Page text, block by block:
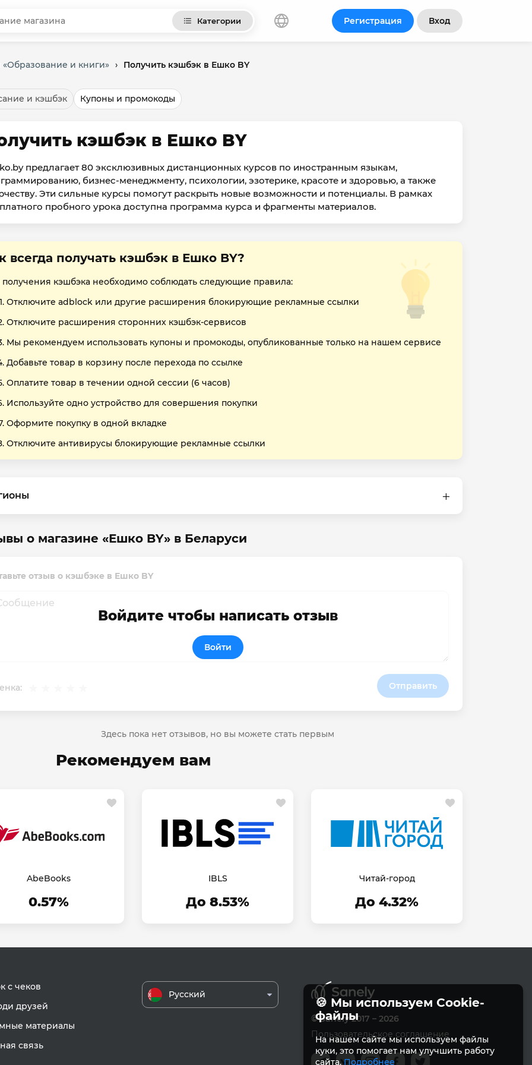
Категории Регистрация Вход
«Образование и книги» › Получить кэшбэк в Ешко BY
и кэшбэк Купоны и промокоды
кэшбэк в Ешко BY
предлагает 80 эксклюзивных дистанционных курсов по иностранным языкам,
бизнес-менеджменту, психологии, эзотерике, красоте и здоровью, а также
Эти сильные курсы помогут раскрыть новые возможности и потенциалы. В рамках
пробного урока доступна программа курса и фрагменты материалов.
всегда получать кэшбэк в Ешко BY?
кэшбэка необходимо соблюдать следующие правила:
Отключите adblock или другие расширения блокирующие рекламные ссылки
Отключите расширения сторонних кэшбэк-сервисов
Мы рекомендуем использовать купоны и промокоды, опубликованные только на нашем сервисе
Добавьте товар в корзину после перехода по ссылке
Оплатите товар в течении одной сессии (6 часов)
Используйте одно устройство для совершения покупки
Оформите покупку в одной вкладке
Отключите антивирусы блокирующие рекламные ссылки
о магазине «Ешко BY» в Беларуси
отзыв о кэшбэке в Ешко BY
Отправить
Войдите чтобы написать отзыв
Войти
Здесь пока нет отзывов, но вы можете стать первым
Рекомендуем вам
AbeBooks
0.57%
IBLS
До 8.53%
Читай-город
До 4.32%
с чеков
друзей
материалы
связь
Русский
© Sanely 2017 – 2026
Пользовательское соглашение
🍪 Мы используем Cookie-
файлы
На нашем сайте мы используем файлы
куки, это помогает нам улучшить работу
сайта.Подробнее